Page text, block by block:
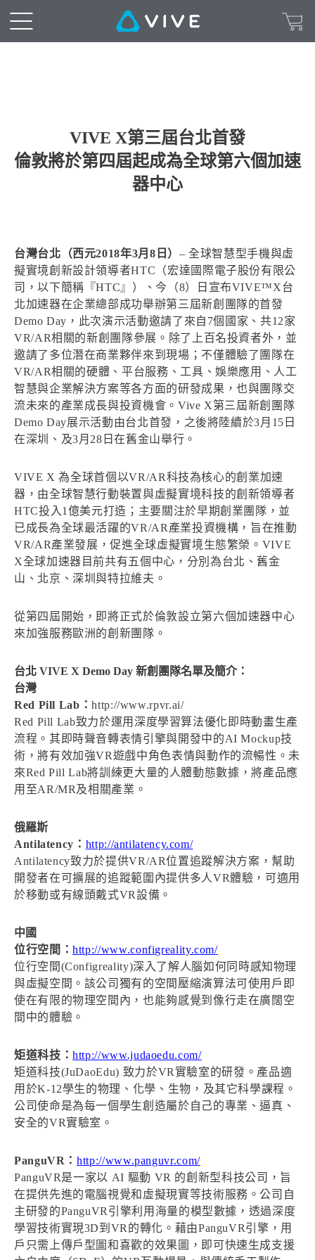
VIVE X第三屆台北首發
倫敦將於第四屆起成為全球第六個加速
器中心
台灣台北（西元2018年3月8日） – 全球智慧型手機與虛
擬實境創新設計領導者HTC（宏達國際電子股份有限公
司，以下簡稱『HTC』）、今（8）日宣布VIVE™X台
北加速器在企業總部成功舉辦第三屆新創團隊的首發
Demo Day，此次演示活動邀請了來自7個國家、共12家
VR/AR相關的新創團隊參展。除了上百名投資者外，並
邀請了多位潛在商業夥伴來到現場；不僅體驗了團隊在
VR/AR相關的硬體、平台服務、工具、娛樂應用、人工
智慧與企業解決方案等各方面的研發成果，也與團隊交
流未來的產業成長與投資機會。Vive X第三屆新創團隊
Demo Day展示活動由台北首發，之後將陸續於3月15日
在深圳、及3月28日在舊金山舉行。
VIVE X 為全球首個以VR/AR科技為核心的創業加速
器，由全球智慧行動裝置與虛擬實境科技的創新領導者
HTC投入1億美元打造；主要關注於早期創業團隊，並
已成長為全球最活躍的VR/AR產業投資機構，旨在推動
VR/AR產業發展，促進全球虛擬實境生態繁榮。VIVE
X全球加速器目前共有五個中心，分別為台北、舊金
山、北京、深圳與特拉維夫。
從第四屆開始，即將正式於倫敦設立第六個加速器中心
來加強服務歐洲的創新團隊。
台北 VIVE X Demo Day 新創團隊名單及簡介：
台灣
Red Pill Lab：http://www.rpvr.ai/
Red Pill Lab致力於運用深度學習算法優化即時動畫生產
流程。其即時聲音轉表情引擎與開發中的AI Mockup技
術，將有效加強VR遊戲中角色表情與動作的流暢性。未
來Red Pill Lab將訓練更大量的人體動態數據，將產品應
用至AR/MR及相關產業。
俄羅斯
Antilatency： http://antilatency.com/
Antilatency致力於提供VR/AR位置追蹤解決方案，幫助
開發者在可擴展的追蹤範圍內提供多人VR體驗，可適用
於移動或有線頭戴式VR設備。
中國
位行空間：http://www.configreality.com/
位行空間(Configreality)深入了解人腦如何同時感知物理
與虛擬空間。該公司獨有的空間壓縮演算法可使用戶即
使在有限的物理空間內，也能夠感覺到像行走在廣闊空
間中的體驗。
矩道科技：http://www.judaoedu.com/
矩道科技(JuDaoEdu) 致力於VR實驗室的研發。產品適
用於K-12學生的物理、化學、生物，及其它科學課程。
公司使命是為每一個學生創造屬於自己的專業、逼真、
安全的VR實驗室。
PanguVR：http://www.panguvr.com/
PanguVR是一家以 AI 驅動 VR 的創新型科技公司，旨
在提供先進的電腦視覺和虛擬現實等技術服務。公司自
主研發的PanguVR引擎利用海量的模型數據，透過深度
學習技術實現3D到VR的轉化。藉由PanguVR引擎，用
戶只需上傳戶型圖和喜歡的效果圖，即可快速生成支援